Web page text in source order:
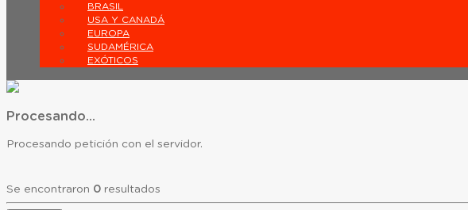
BRASIL
USA Y CANADÁ
EUROPA
SUDAMÉRICA
EXÓTICOS
Procesando...
Procesando petición con el servidor.
Se encontraron 0 resultados